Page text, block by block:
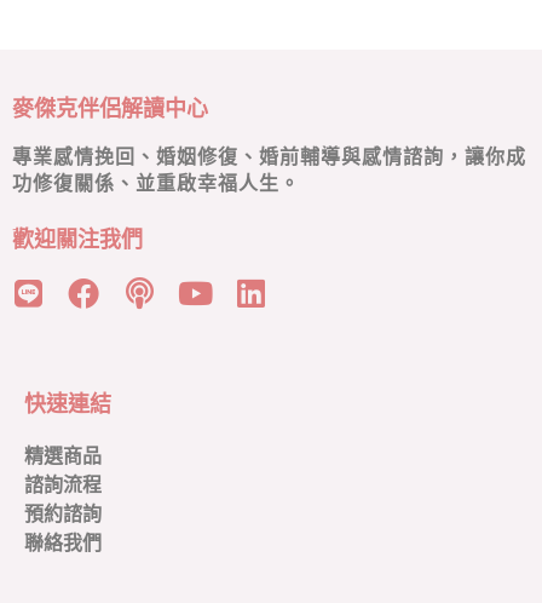
麥傑克伴侶解讀中心
專業感情挽回、婚姻修復、婚前輔導與感情諮詢，讓你成
功修復關係、並重啟幸福人生。
歡迎關注我們
快速連結
精選商品
諮詢流程
預約諮詢
聯絡我們